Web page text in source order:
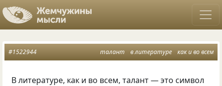
талант в литературе как и во всем
#1522944
В литературе, как и во всем, талант — это символ